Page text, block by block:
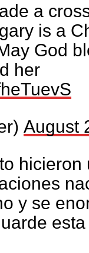
a
is a
God
her
August
hicieron
y se